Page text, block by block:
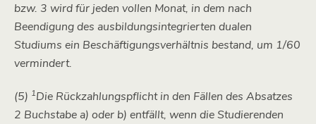
bzw. 3 wird für jeden vollen Monat, in dem nach
Beendigung des ausbildungsintegrierten dualen
Studiums ein Beschäftigungsverhältnis bestand, um 1/60
vermindert.
(5) 1Die Rückzahlungspflicht in den Fällen des Absatzes
2 Buchstabe a) oder b) entfällt, wenn die Studierenden